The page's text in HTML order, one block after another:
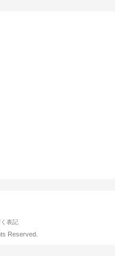
表記
Reserved.